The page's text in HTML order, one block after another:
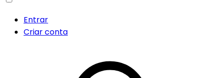
Entrar
Criar conta